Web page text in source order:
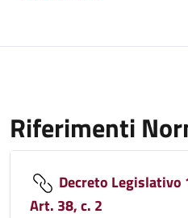
Riferimenti
Decreto Legislativo
Art. 38, c. 2